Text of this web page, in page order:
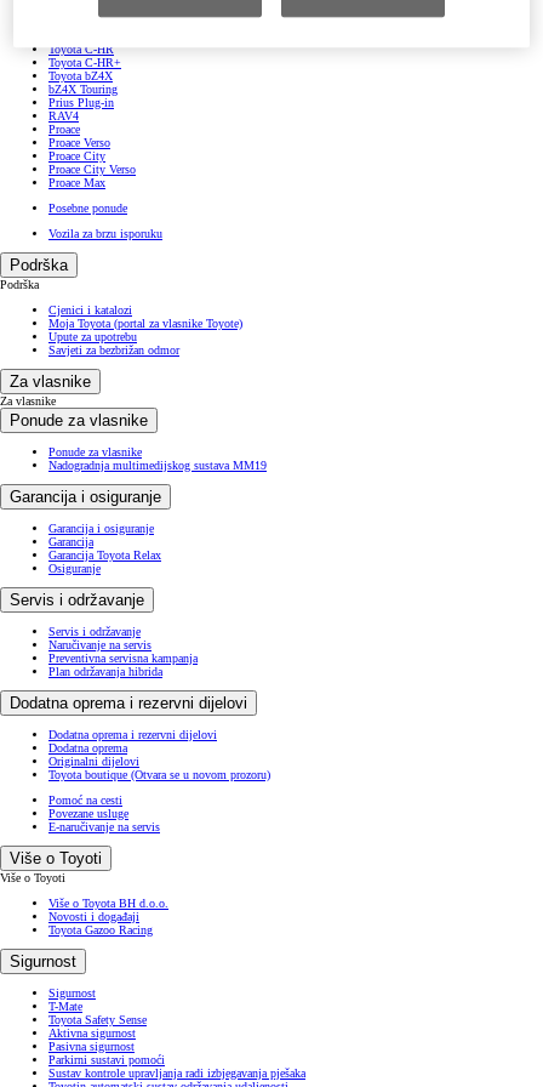
Corolla Sedan
Toyota C-HR
Toyota C-HR+
Toyota bZ4X
bZ4X Touring
Prius Plug-in
RAV4
Proace
Proace Verso
Proace City
Proace City Verso
Proace Max
Posebne ponude
Vozila za brzu isporuku
Podrška
Podrška
Cjenici i katalozi
Moja Toyota (portal za vlasnike Toyote)
Upute za upotrebu
Savjeti za bezbrižan odmor
Za vlasnike
Za vlasnike
Ponude za vlasnike
Ponude za vlasnike
Nadogradnja multimedijskog sustava MM19
Garancija i osiguranje
Garancija i osiguranje
Garancija
Garancija Toyota Relax
Osiguranje
Servis i održavanje
Servis i održavanje
Naručivanje na servis
Preventivna servisna kampanja
Plan održavanja hibrida
Dodatna oprema i rezervni dijelovi
Dodatna oprema i rezervni dijelovi
Dodatna oprema
Originalni dijelovi
Toyota boutique (Otvara se u novom prozoru)
Pomoć na cesti
Povezane usluge
E-naručivanje na servis
Više o Toyoti
Više o Toyoti
Više o Toyota BH d.o.o.
Novosti i događaji
Toyota Gazoo Racing
Sigurnost
Sigurnost
T-Mate
Toyota Safety Sense
Aktivna sigurnost
Pasivna sigurnost
Parkirni sustavi pomoći
Sustav kontrole upravljanja radi izbjegavanja pješaka